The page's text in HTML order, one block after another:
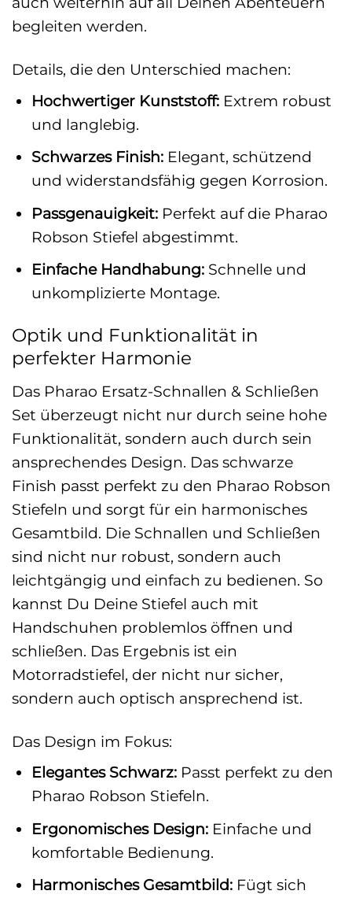
begleiten werden.
Details, die den Unterschied machen:
Hochwertiger Kunststoff:Extrem robust
und langlebig.
Schwarzes Finish:Elegant, schützend
und widerstandsfähig gegen Korrosion.
Passgenauigkeit:Perfekt auf die Pharao
Robson Stiefel abgestimmt.
Einfache Handhabung:Schnelle und
unkomplizierte Montage.
Optik und Funktionalität in
perfekter Harmonie
Das Pharao Ersatz-Schnallen & Schließen
Set überzeugt nicht nur durch seine hohe
Funktionalität, sondern auch durch sein
ansprechendes Design. Das schwarze
Finish passt perfekt zu den Pharao Robson
Stiefeln und sorgt für ein harmonisches
Gesamtbild. Die Schnallen und Schließen
sind nicht nur robust, sondern auch
leichtgängig und einfach zu bedienen. So
kannst Du Deine Stiefel auch mit
Handschuhen problemlos öffnen und
schließen. Das Ergebnis ist ein
Motorradstiefel, der nicht nur sicher,
sondern auch optisch ansprechend ist.
Das Design im Fokus:
Elegantes Schwarz:Passt perfekt zu den
Pharao Robson Stiefeln.
Ergonomisches Design:Einfache und
komfortable Bedienung.
Harmonisches Gesamtbild:Fügt sich